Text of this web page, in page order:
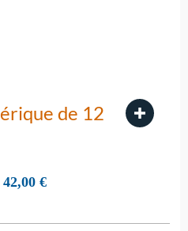
de 12
42,00 €